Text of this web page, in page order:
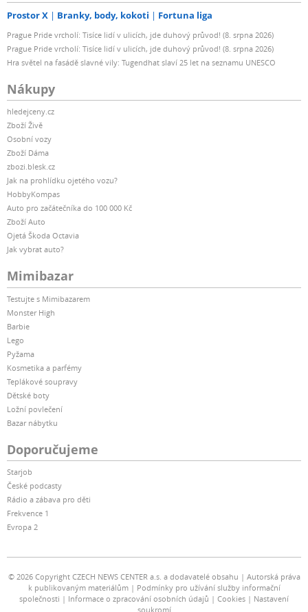
Prostor X Branky, body, kokoti Fortuna liga
Prague Pride vrcholí: Tisíce lidí v ulicích, jde duhový průvod! (8. srpna 2026)
Prague Pride vrcholí: Tisíce lidí v ulicích, jde duhový průvod! (8. srpna 2026)
Hra světel na fasádě slavné vily: Tugendhat slaví 25 let na seznamu UNESCO
Nákupy
hledejceny.cz
Zboží Živě
Osobní vozy
Zboží Dáma
zbozi.blesk.cz
Jak na prohlídku ojetého vozu?
HobbyKompas
Auto pro začátečníka do 100 000 Kč
Zboží Auto
Ojetá Škoda Octavia
Jak vybrat auto?
Mimibazar
Testujte s Mimibazarem
Monster High
Barbie
Lego
Pyžama
Kosmetika a parfémy
Teplákové soupravy
Dětské boty
Ložní povlečení
Bazar nábytku
Doporučujeme
Starjob
České podcasty
Rádio a zábava pro děti
Frekvence 1
Evropa 2
© 2026 Copyright CZECH NEWS CENTER a.s. a dodavatelé obsahu
Autorská práva
k publikovaným materiálům
Podmínky pro užívání služby informační
společnosti
Informace o zpracování osobních údajů Cookies
Nastavení
soukromí